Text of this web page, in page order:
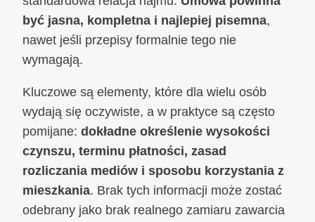
być jasna, kompletna i najlepiej pisemna,
nawet jeśli przepisy formalnie tego nie
wymagają.
Kluczowe są elementy, które dla wielu osób
wydają się oczywiste, a w praktyce są często
pomijane: dokładne określenie wysokości
czynszu, terminu płatności, zasad
rozliczania mediów i sposobu korzystania z
mieszkania. Brak tych informacji może zostać
odebrany jako brak realnego zamiaru zawarcia